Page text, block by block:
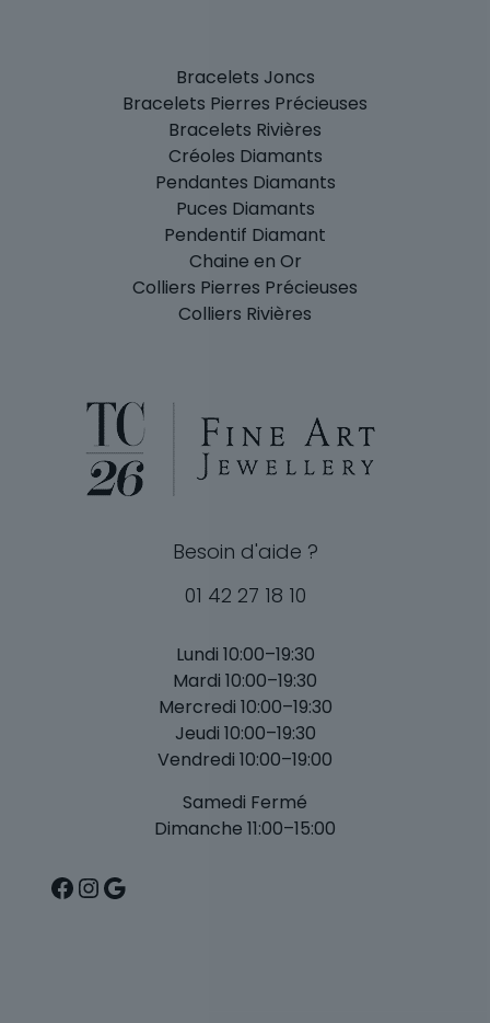
Bracelets Joncs
Bracelets Pierres Précieuses
Bracelets Rivières
Créoles Diamants
Pendantes Diamants
Puces Diamants
Pendentif Diamant
Chaine en Or
Colliers Pierres Précieuses
Colliers Rivières
Besoin d'aide ?
01 42 27 18 10
Lundi 10:00–19:30
Mardi 10:00–19:30
Mercredi 10:00–19:30
Jeudi 10:00–19:30
Vendredi 10:00–19:00
Samedi Fermé
Dimanche 11:00–15:00
Facebook
Instagram
Google